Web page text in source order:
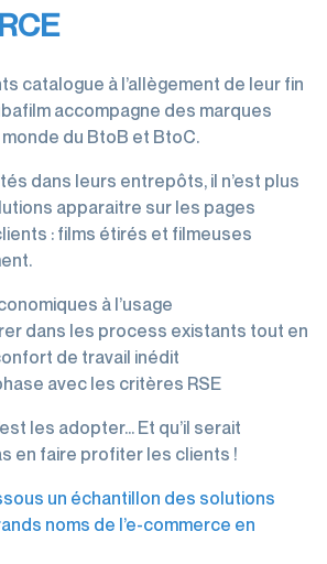
catalogue à l’allègement de leur fin
accompagne des marques
du BtoB et BtoC.
dans leurs entrepôts, il n’est plus
apparaitre sur les pages
: films étirés et filmeuses
à l’usage
dans les process existants tout en
de travail inédit
avec les critères RSE
les adopter… Et qu’il serait
en faire profiter les clients !
un échantillon des solutions
noms de l’e-commerce en